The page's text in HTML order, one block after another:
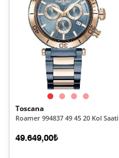
Toscana
Roamer 994837 49 45 20 Kol Saati
49.649,00₺